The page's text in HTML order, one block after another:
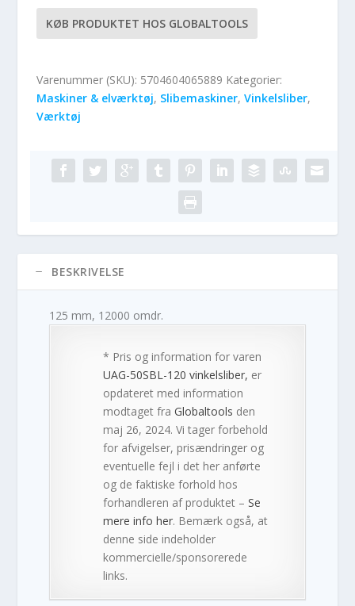
KØB PRODUKTET HOS GLOBALTOOLS
Varenummer (SKU): 5704604065889 Kategorier:
Maskiner & elværktøj, Slibemaskiner,Vinkelsliber,
Værktøj
BESKRIVELSE
125 mm, 12000 omdr.
* Pris og information for varen
UAG-50SBL-120 vinkelsliber, er
opdateret med information
modtaget fraGlobaltools den
maj 26, 2024. Vi tager forbehold
for afvigelser, prisændringer og
eventuelle fejl i det her anførte
og de faktiske forhold hos
forhandleren af produktet –Se
mere info her. Bemærk også, at
denne side indeholder
kommercielle/sponsorerede
links.